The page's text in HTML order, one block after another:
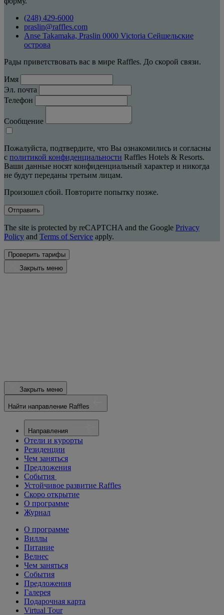
(248) 429-6000
praslin@raffles.com
Anse Takamaka, Praslin 0000 Victoria Сейшельские
острова
Рады приветствовать вас в мире Raffles. До скорой связи.
Имя
Эл. почта
Телефон
Сообщение
Пожалуйста, подтвердите, что Вы ознакомились и согласны
с политикой конфиденциальности Raffles Hotels & Resorts.
Ваши данные носят конфиденциальный характер и никогда
не будут переданы третьим лицам.
Произошел сбой. Повторите попытку позже.
Отправить
The site is protected by reCAPTCHA and the Google Privacy
Policy and Terms of Service apply.
Проверить тарифы
Закрыть меню
Закрыть меню
Найти направление Raffles
Направления
Отели и курорты
Резиденции
Чем заняться
Предложения
События
Устойчивое развитие Raffles
Скоро открытие
О программе
Журнал
О программе
Виллы
Питание
Велнес
Чем заняться
События
Предложения
Галерея
Подарочная карта
Virtual Tour